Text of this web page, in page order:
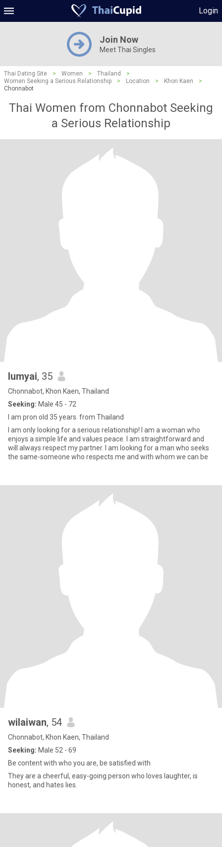
Login
Join Now
Meet Thai Singles
Thai Dating Site > Women > Thailand
>
Women Seeking a Serious Relationship
> Location > Khon Kaen
>
Chonnabot
Thai Women from Chonnabot Seeking
a Serious Relationship
lumyai, 35
Chonnabot, Khon Kaen, Thailand
Seeking: Male 45 - 72
I am pron old 35 years. from Thailand
I am only looking for a serious relationship! I am a woman who
enjoys a simple life and values peace. I am straightforward and
will always respect my partner. I am looking for a man who seeks
the same-someone who respects me and with whom we can be
wilaiwan, 54
Chonnabot, Khon Kaen, Thailand
Seeking: Male 52 - 69
Be content with who you are, be satisfied with
They are a cheerful, easy-going person who loves laughter, is
honest, and hates lies.